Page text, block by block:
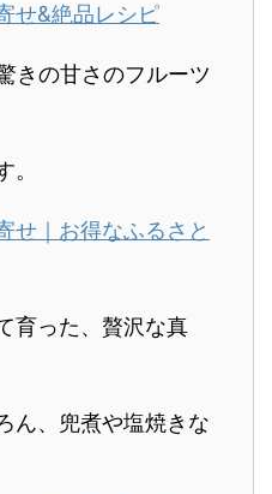
せ&絶品レシピ
きの甘さのフルーツ
せ｜お得なふるさと
育った、贅沢な真
ん、兜煮や塩焼きな